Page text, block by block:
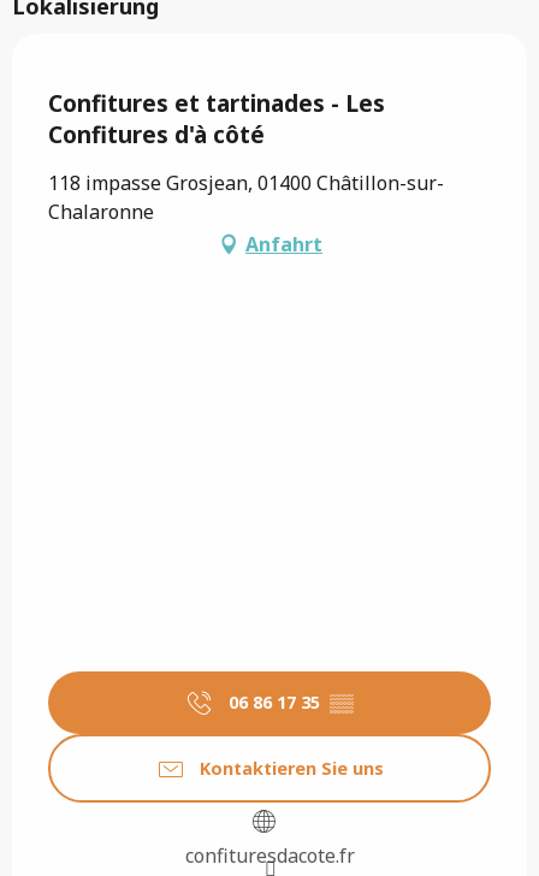
Confitures et tartinades - Les
Confitures d'à côté
118 impasse Grosjean, 01400 Châtillon-sur-
Chalaronne
Anfahrt
06 86 17 35 ▒▒
Kontaktieren Sie uns
confituresdacote.fr